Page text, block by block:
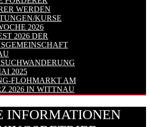
WERDEN
KURSE
2026
2026 DER
2025
FLOHMARKT AM
2026 IN WITTNAU
INFORMATIONEN